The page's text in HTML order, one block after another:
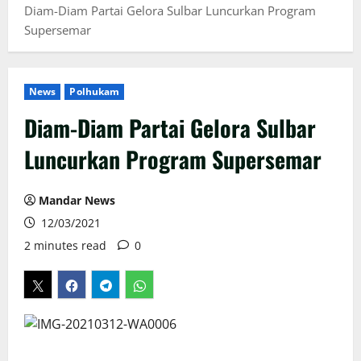
Diam-Diam Partai Gelora Sulbar Luncurkan Program
Supersemar
News Polhukam
Diam-Diam Partai Gelora Sulbar
Luncurkan Program Supersemar
Mandar News
12/03/2021
2 minutes read
0